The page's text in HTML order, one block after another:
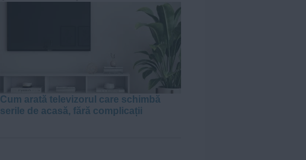
Cum arată televizorul care schimbă
serile de acasă, fără complicații